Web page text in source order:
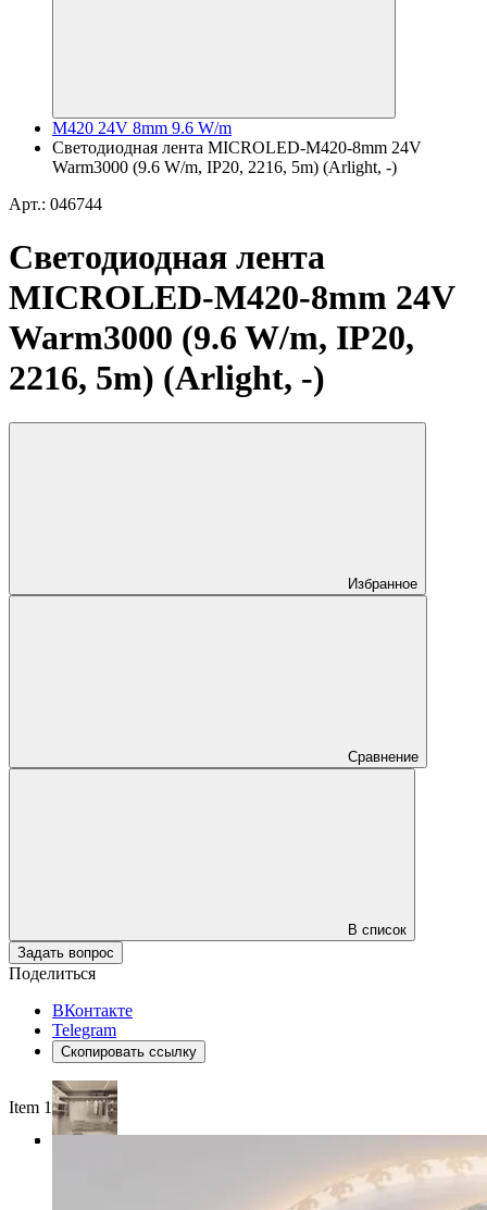
M420 24V 8mm 9.6 W/m
Светодиодная лента MICROLED-M420-8mm 24V
Warm3000 (9.6 W/m, IP20, 2216, 5m) (Arlight, -)
Арт.: 046744
Светодиодная лента
MICROLED-M420-8mm 24V
Warm3000 (9.6 W/m, IP20,
2216, 5m) (Arlight, -)
Избранное
Сравнение
В список
Задать вопрос
Поделиться
ВКонтакте
Telegram
Скопировать ссылку
Item 1 of 4